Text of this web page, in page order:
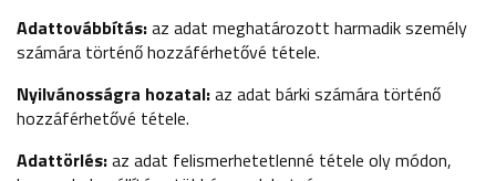
Adattovábbítás:az adat meghatározott harmadik személy
számára történő hozzáférhetővé tétele.
Nyilvánosságra hozatal:az adat bárki számára történő
hozzáférhetővé tétele.
Adattörlés:az adat felismerhetetlenné tétele oly módon,